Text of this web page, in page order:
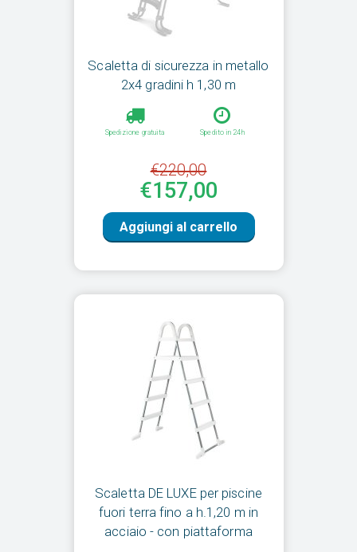
Scaletta di sicurezza in metallo
2x4 gradini h 1,30 m
Spedizione gratuita Spedito in 24h
€220,00
€157,00
Aggiungi al carrello
Scaletta DE LUXE per piscine
fuori terra fino a h.1,20 m in
acciaio - con piattaforma